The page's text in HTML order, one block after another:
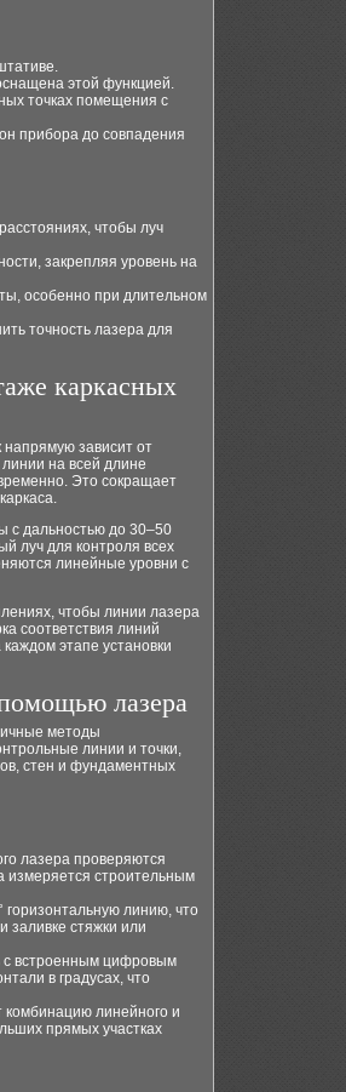
этой функцией.
точках помещения с
прибора до совпадения
чтобы луч
закрепляя уровень на
особенно при длительном
точность лазера для
каркасных
напрямую зависит от
на всей длине
Это сокращает
с дальностью до 30–50
луч для контроля всех
линейные уровни с
чтобы линии лазера
соответствия линий
этапе установки
лазера
методы
линии и точки,
стен и фундаментных
лазера проверяются
измеряется строительным
линию, что
заливке стяжки или
с встроенным цифровым
в градусах, что
линейного и
прямых участках